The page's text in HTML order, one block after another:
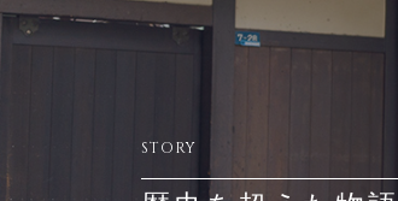
STORY